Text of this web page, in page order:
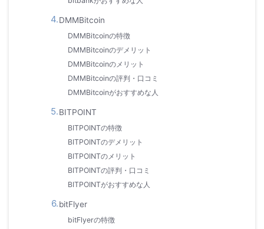
DMMBitcoin
DMMBitcoinの特徴
DMMBitcoinのデメリット
DMMBitcoinのメリット
DMMBitcoinの評判・口コミ
DMMBitcoinがおすすめな人
BITPOINT
BITPOINTの特徴
BITPOINTのデメリット
BITPOINTのメリット
BITPOINTの評判・口コミ
BITPOINTがおすすめな人
bitFlyer
bitFlyerの特徴